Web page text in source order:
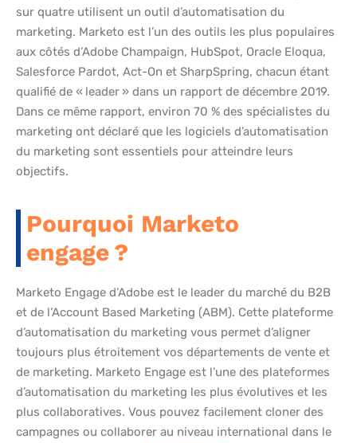
sur quatre utilisent un outil d’automatisation du
marketing. Marketo est l’un des outils les plus populaires
aux côtés d’Adobe Champaign, HubSpot, Oracle Eloqua,
Salesforce Pardot, Act-On et SharpSpring, chacun étant
qualifié de « leader » dans un rapport de décembre 2019.
Dans ce même rapport, environ 70 % des spécialistes du
marketing ont déclaré que les logiciels d’automatisation
du marketing sont essentiels pour atteindre leurs
objectifs.
Pourquoi Marketo
engage ?
Marketo Engage d’Adobe est le leader du marché du B2B
et de l’Account Based Marketing (ABM). Cette plateforme
d’automatisation du marketing vous permet d’aligner
toujours plus étroitement vos départements de vente et
de marketing. Marketo Engage est l’une des plateformes
d’automatisation du marketing les plus évolutives et les
plus collaboratives. Vous pouvez facilement cloner des
campagnes ou collaborer au niveau international dans le